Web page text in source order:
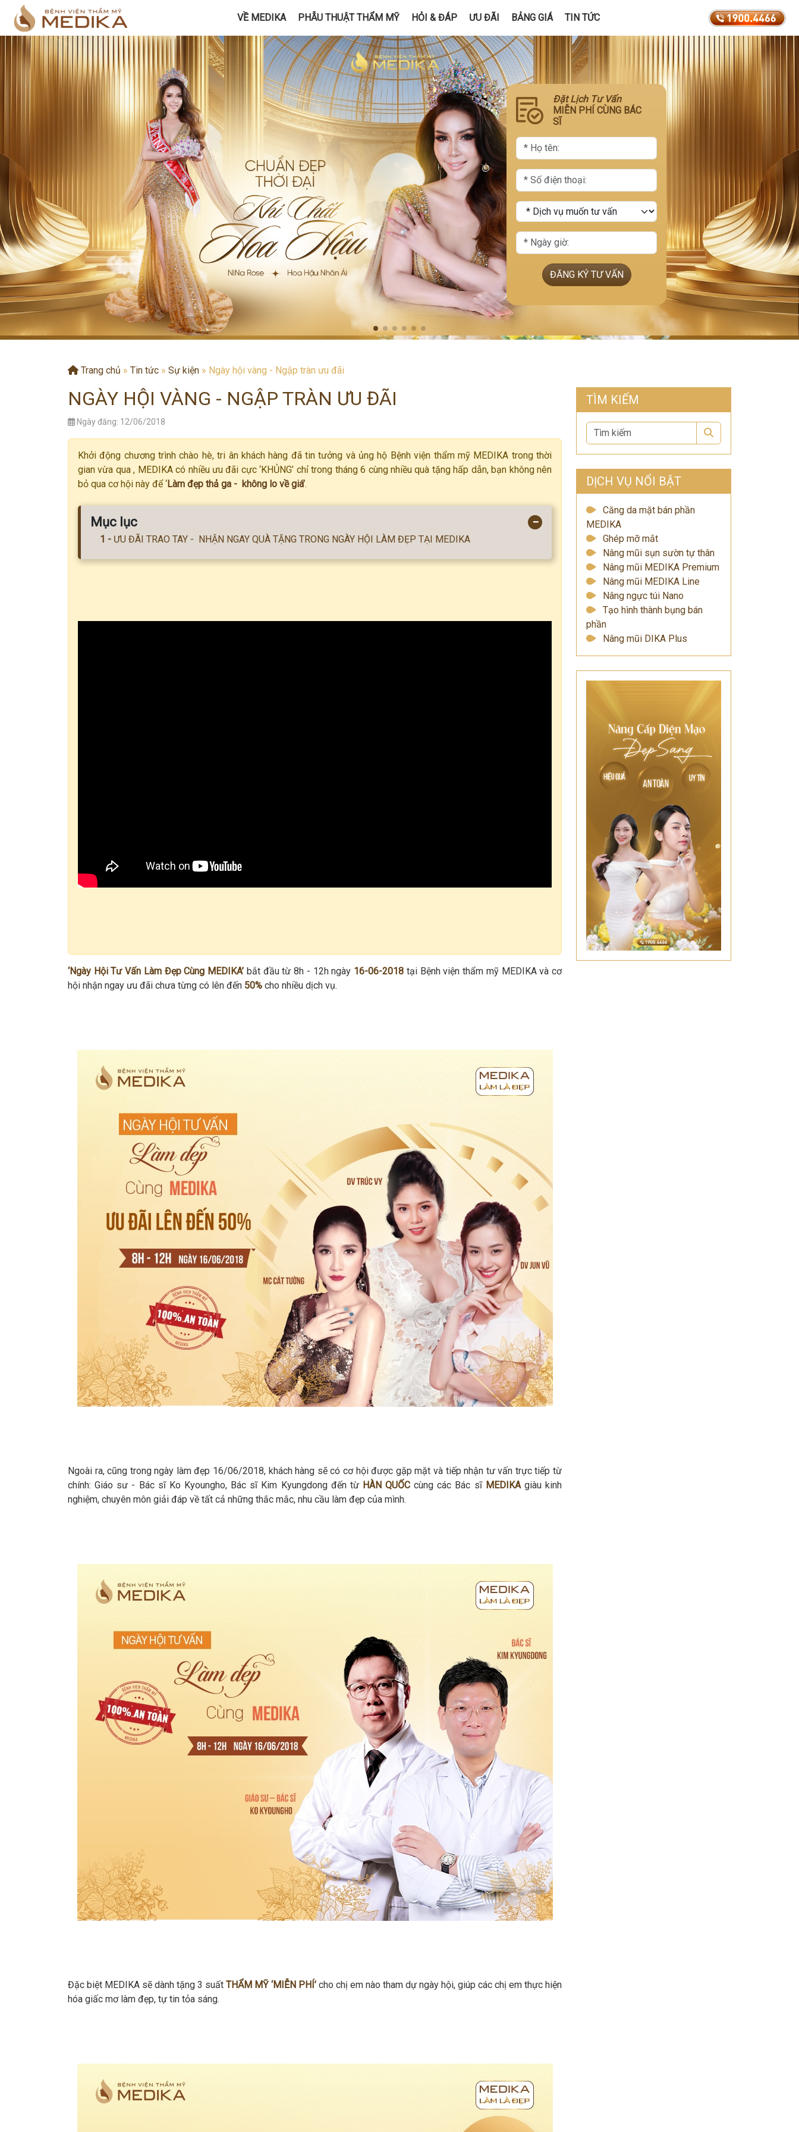
VỀ MEDIKA PHẪU THUẬT THẨM MỸ HỎI & ĐÁP ƯU ĐÃI BẢNG GIÁ TIN TỨC
Đặt Lịch Tư Vấn
MIỄN PHÍ CÙNG BÁC
SĨ
ĐĂNG KÝ TƯ VẤN
Trang chủ » Tin tức » Sự kiện » Ngày hội vàng - Ngập tràn ưu đãi
NGÀY HỘI VÀNG - NGẬP TRÀN ƯU ĐÃI
Ngày đăng: 12/06/2018
Khởi động chương trình chào hè, tri ân khách hàng đã tin tưởng và ủng hộ Bệnh viện thẩm mỹ MEDIKA trong thời
gian vừa qua , MEDIKA có nhiều ưu đãi cực ‘KHỦNG’ chỉ trong tháng 6 cùng nhiều quà tặng hấp dẫn, bạn không nên
bỏ qua cơ hội này để ‘Làm đẹp thả ga - không lo về giá’.
Mục lục −
ƯU ĐÃI TRAO TAY - NHẬN NGAY QUÀ TẶNG TRONG NGÀY HỘI LÀM ĐẸP TẠI MEDIKA
‘Ngày Hội Tư Vấn Làm Đẹp Cùng MEDIKA’ bắt đầu từ 8h - 12h ngày 16-06-2018 tại Bệnh viện thẩm mỹ MEDIKA và cơ
hội nhận ngay ưu đãi chưa từng có lên đến 50% cho nhiều dịch vụ.
Ngoài ra, cũng trong ngày làm đẹp 16/06/2018, khách hàng sẽ có cơ hội được gặp mặt và tiếp nhận tư vấn trực tiếp từ
chính: Giáo sư - Bác sĩ Ko Kyoungho, Bác sĩ Kim Kyungdong đến từ HÀN QUỐC cùng các Bác sĩ MEDIKAgiàu kinh
nghiệm, chuyên môn giải đáp về tất cả những thắc mắc, nhu cầu làm đẹp của mình.
Đặc biệt MEDIKA sẽ dành tặng 3 suất THẨM MỸ ‘MIỄN PHÍ’ cho chị em nào tham dự ngày hội, giúp các chị em thực hiện
hóa giấc mơ làm đẹp, tự tin tỏa sáng.
TÌM KIẾM
DỊCH VỤ NỔI BẬT
Căng da mặt bán phần
MEDIKA
Ghép mỡ mắt
Nâng mũi sụn sườn tự thân
Nâng mũi MEDIKA Premium
Nâng mũi MEDIKA Line
Nâng ngực túi Nano
Tạo hình thành bụng bán
phần
Nâng mũi DIKA Plus